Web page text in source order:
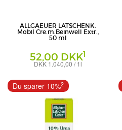
ALLGAEUER LATSCHENK.
Mobil Cre.m.Beinwell Extr.,
50 ml
52,00 DKK1
DKK 1.040,00 / 1l
Dr. Theiss Naturwaren GmbH
Du sparer 10%2